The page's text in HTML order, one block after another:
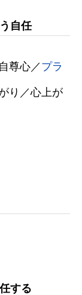
自任
尊心／ プラ
り／心上が
する